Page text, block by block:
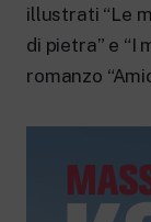
illustrati “Le
di pietra” e “I
romanzo